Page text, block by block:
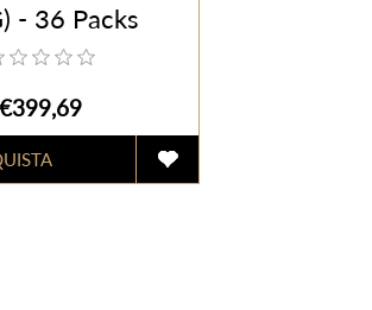
- 36 Packs
€399,69